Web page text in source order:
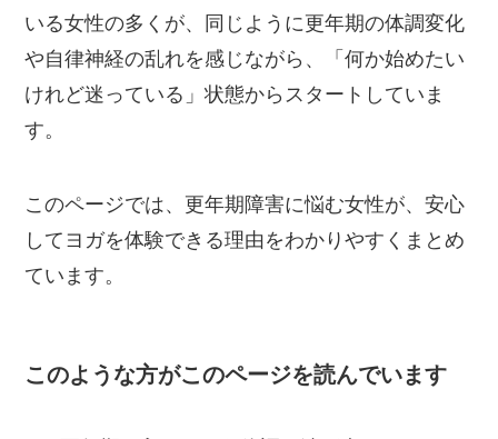
いる女性の多くが、同じように更年期の体調変化
や自律神経の乱れを感じながら、「何か始めたい
けれど迷っている」状態からスタートしていま
す。
このページでは、更年期障害に悩む女性が、安心
してヨガを体験できる理由をわかりやすくまとめ
ています。
このような方がこのページを読んでいます